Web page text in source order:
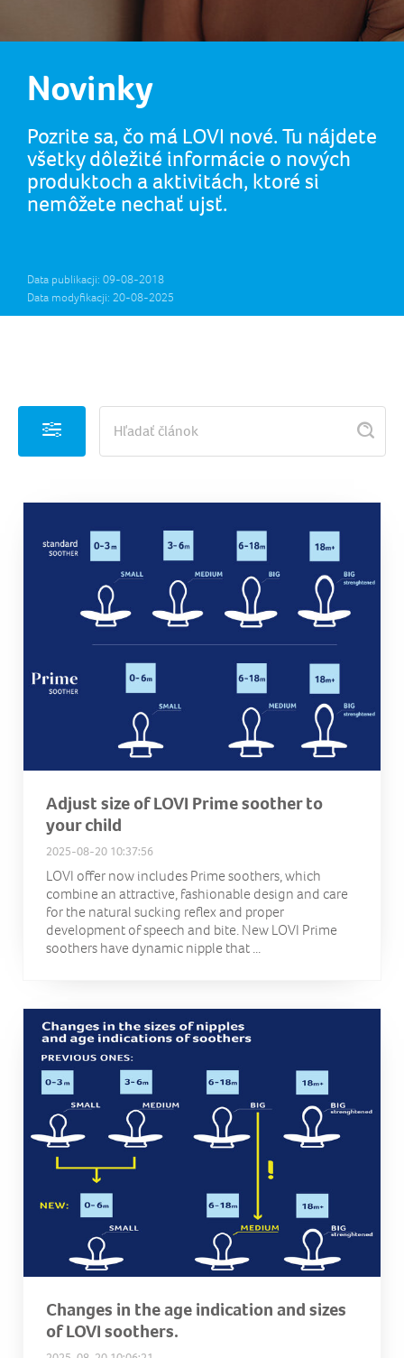
Novinky
Pozrite sa, čo má LOVI nové. Tu nájdete
všetky dôležité informácie o nových
produktoch a aktivitách, ktoré si
nemôžete nechať ujsť.
Data publikacji: 09-08-2018
Data modyfikacji: 20-08-2025
Adjust size of LOVI Prime soother to
your child
2025-08-20 10:37:56
LOVI offer now includes Prime soothers, which
combine an attractive, fashionable design and care
for the natural sucking reflex and proper
development of speech and bite.​ New LOVI Prime
soothers have dynamic nipple that ...
Changes in the age indication and sizes
of LOVI soothers.